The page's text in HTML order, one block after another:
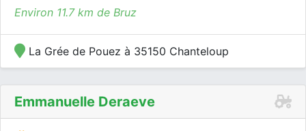
Environ 11.7 km de Bruz
La Grée de Pouez à 35150 Chanteloup
Emmanuelle Deraeve